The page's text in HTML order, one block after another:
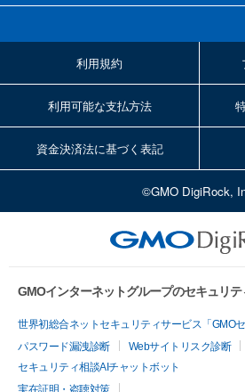
利用規約
利用可能な支払方法
資金決済法に基づく表記
©GMO DigiRock,
GMOインターネットグループのセキュリ
世界初総合ネットセキュリティサービス「GMOセ
パスワード漏洩診断
Webサイトリスク診断
セキュリティ相談AIチャットボット
実在証明・盗聴対策